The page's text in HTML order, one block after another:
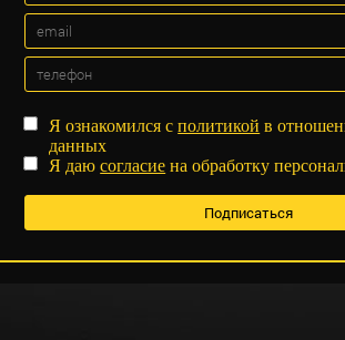
Я ознакомился сполитикой в
данных
Я даюсогласие на обработку